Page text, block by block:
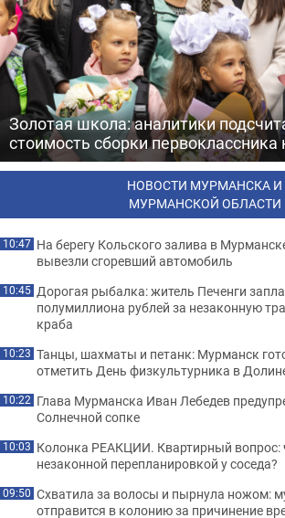
Золотая школа: аналитики
стоимость сборки
НОВОСТИ МУРМАНСКА И
МУРМАНСКОЙ ОБЛАСТИ
10:47 На берегу Кольского залива в
вывезли сгоревший автомобиль
10:45 Дорогая рыбалка: житель Печенги
полумиллиона рублей за незаконную
краба
10:23 Танцы, шахматы и петанк: Мурманск
отметить День физкультурника в
10:22 Глава Мурманска Иван Лебедев
Солнечной сопке
10:03 Колонка РЕАКЦИИ. Квартирный вопрос:
незаконной перепланировкой у соседа?
09:50 Схватила за волосы и пырнула ножом:
отправится в колонию за причинение